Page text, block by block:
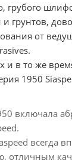
грубого
грунтов,
от
и в то же
1950
включала
всегда
отличным